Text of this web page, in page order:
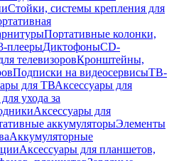
Стойки, системы крепления для
Портативные колонки,
плеерыДиктофоныCD-
телевизоровКронштейны,
Подписки на видеосервисыТВ-
для ТВАксессуары для
ухода за
Аксессуары для
аккумуляторыЭлементы
Аккумуляторные
Аксессуары для планшетов,